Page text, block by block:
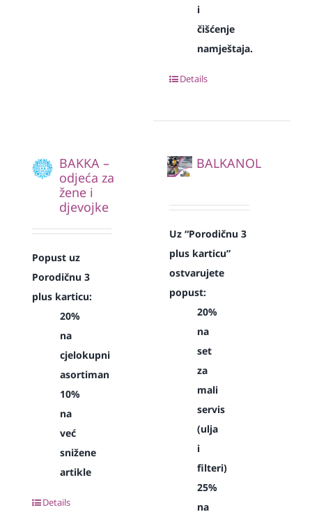
i
čišćenje
namještaja.
Details
BAKKA –
odjeća za
žene i
djevojke
Popust uz
Porodičnu 3
plus karticu:
20%
na
cjelokupni
asortiman
10%
na
već
snižene
artikle
Details
BALKANOL
Uz “Porodičnu 3
plus karticu”
ostvarujete
popust:
20%
na
set
za
mali
servis
(ulja
i
filteri)
25%
na